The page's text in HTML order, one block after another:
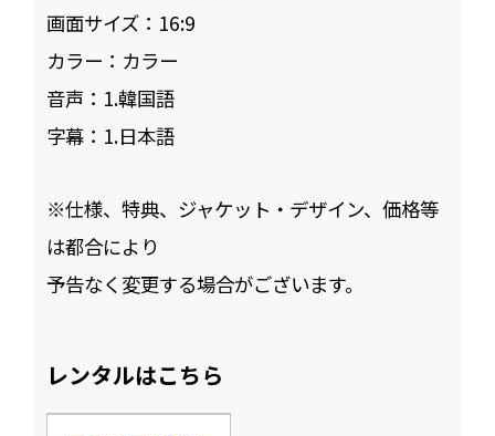
画面サイズ： 16:9
カラー： カラー
音声： 1.韓国語
字幕： 1.日本語
※仕様、特典、ジャケット・デザイン、価格等
は都合により
予告なく変更する場合がございます。
レンタルはこちら